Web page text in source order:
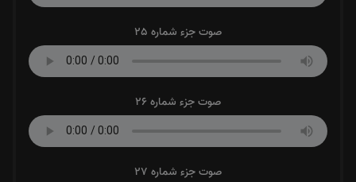
صوت جزء شماره 25
صوت جزء شماره 26
صوت جزء شماره 27